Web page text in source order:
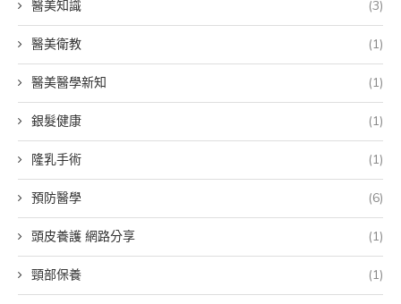
醫美知識 (3)
醫美衛教 (1)
醫美醫學新知 (1)
銀髮健康 (1)
隆乳手術 (1)
預防醫學 (6)
頭皮養護 網路分享 (1)
頸部保養 (1)